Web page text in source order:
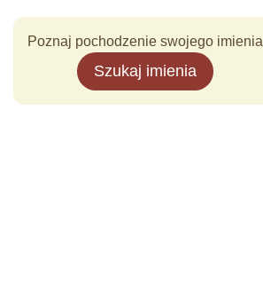
Poznaj pochodzenie swojego imienia
Szukaj imienia